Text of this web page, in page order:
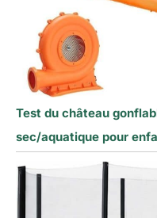
Test du château
sec/aquatique pour